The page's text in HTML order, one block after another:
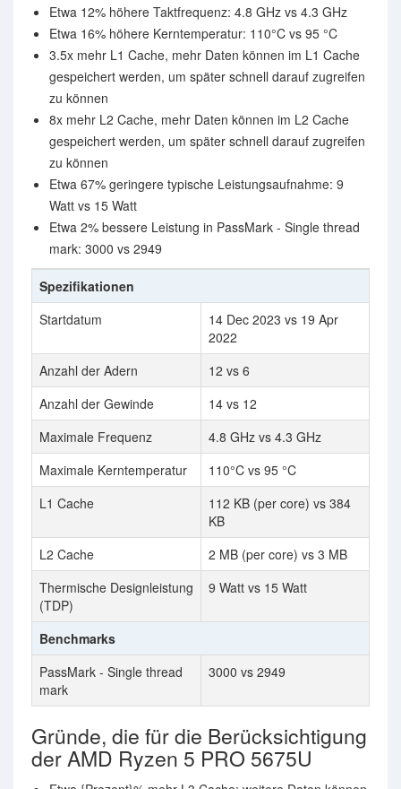
Etwa 12% höhere Taktfrequenz: 4.8 GHz vs 4.3 GHz
Etwa 16% höhere Kerntemperatur: 110°C vs 95 °C
3.5x mehr L1 Cache, mehr Daten können im L1 Cache
gespeichert werden, um später schnell darauf zugreifen
zu können
8x mehr L2 Cache, mehr Daten können im L2 Cache
gespeichert werden, um später schnell darauf zugreifen
zu können
Etwa 67% geringere typische Leistungsaufnahme: 9
Watt vs 15 Watt
Etwa 2% bessere Leistung in PassMark - Single thread
mark: 3000 vs 2949
Spezifikationen
Startdatum
14 Dec 2023 vs 19 Apr
2022
Anzahl der Adern
12 vs 6
Anzahl der Gewinde
14 vs 12
Maximale Frequenz
4.8 GHz vs 4.3 GHz
Maximale Kerntemperatur
110°C vs 95 °C
L1 Cache
112 KB (per core) vs 384
KB
L2 Cache
2 MB (per core) vs 3 MB
Thermische Designleistung
(TDP)
9 Watt vs 15 Watt
Benchmarks
PassMark - Single thread
mark
3000 vs 2949
Gründe, die für die Berücksichtigung
der AMD Ryzen 5 PRO 5675U